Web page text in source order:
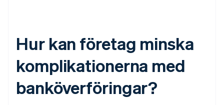
Hur kan företag minska
komplikationerna med
banköverföringar?